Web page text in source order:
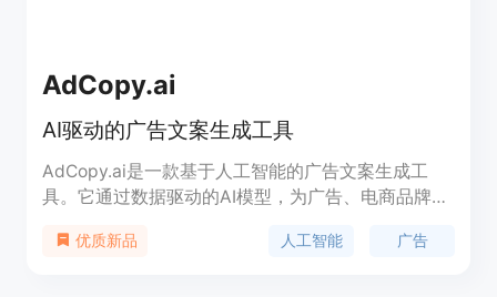
AdCopy.ai
AI驱动的广告文案生成工具
AdCopy.ai是一款基于人工智能的广告文案生成工
具。它通过数据驱动的AI模型，为广告、电商品牌、
您可以轻松生成能够带来更多点击量、销售和流量的
优质新品 人工智能 广告